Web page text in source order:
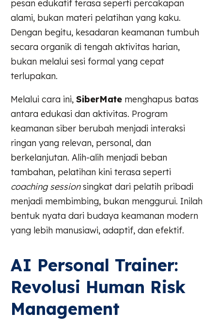
pesan edukatif terasa seperti percakapan
alami, bukan materi pelatihan yang kaku.
Dengan begitu, kesadaran keamanan tumbuh
secara organik di tengah aktivitas harian,
bukan melalui sesi formal yang cepat
terlupakan.
Melalui cara ini,SiberMate menghapus batas
antara edukasi dan aktivitas. Program
keamanan siber berubah menjadi interaksi
ringan yang relevan, personal, dan
berkelanjutan. Alih-alih menjadi beban
tambahan, pelatihan kini terasa seperti
coaching sessionsingkat dari pelatih pribadi
menjadi membimbing, bukan menggurui. Inilah
bentuk nyata dari budaya keamanan modern
yang lebih manusiawi, adaptif, dan efektif.
AI Personal Trainer:
Revolusi Human Risk
Management